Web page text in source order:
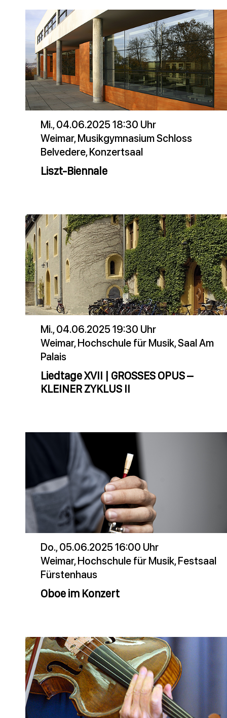
Mi., 04.06.2025 18:30 Uhr
Weimar, Musikgymnasium Schloss
Belvedere, Konzertsaal
Liszt-Biennale
Mi., 04.06.2025 19:30 Uhr
Weimar, Hochschule für Musik, Saal Am
Palais
Liedtage XVII | GROSSES OPUS –
KLEINER ZYKLUS II
Do., 05.06.2025 16:00 Uhr
Weimar, Hochschule für Musik, Festsaal
Fürstenhaus
Oboe im Konzert